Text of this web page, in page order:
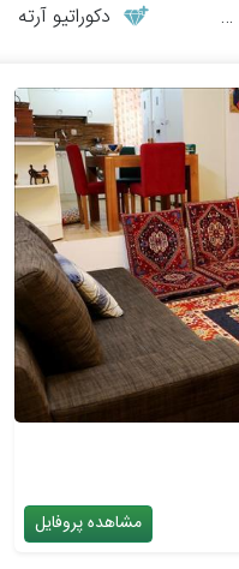
دکوراتیو آرته
مشاهده پروفایل